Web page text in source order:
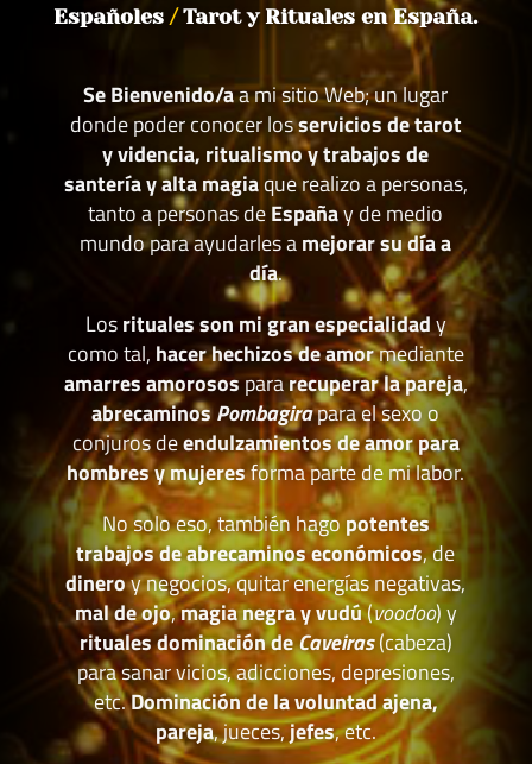
Españoles/Tarot y Rituales en España.
Se Bienvenido/aa mi sitio Web; un lugar
donde poder conocer losservicios de tarot
y videncia, ritualismo y trabajos de
santería y alta magiaque realizo a personas,
tanto a personas deEspañay de medio
mundo para ayudarles amejorar su día a
día.
Losrituales son mi gran especialidady
como tal, hacer hechizos de amormediante
amarres amorosospararecuperar la pareja,
abrecaminosPombagirapara el sexo o
conjuros deendulzamientos de amor para
hombres y mujeresforma parte de mi labor.
No solo eso, también hagopotentes
trabajos de abrecaminos económicos, de
dineroy negocios, quitar energías negativas,
mal de ojo,magia negra y vudú(voodoo) y
rituales dominación deCaveiras(cabeza)
para sanar vicios, adicciones, depresiones,
etc.Dominación de la voluntad ajena,
pareja, jueces,jefes, etc.